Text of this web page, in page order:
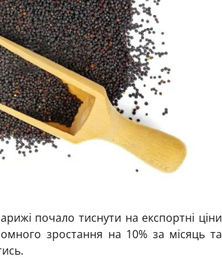
почало тиснути на експортні ціни
зростання на 10% за місяць та